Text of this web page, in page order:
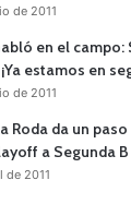
de 2011
en el campo:
¡Ya estamos en
de 2011
Roda da un
a Segunda B
de 2011